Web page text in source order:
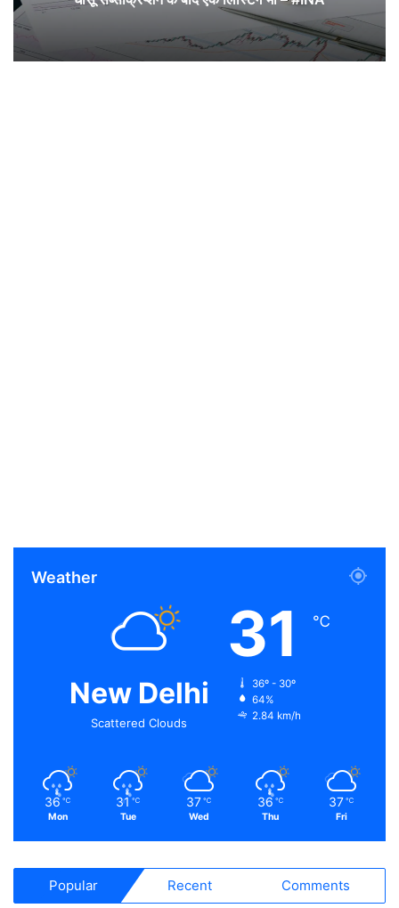
Weather
New Delhi
Scattered Clouds
31 ℃
36º - 30º
64%
2.84 km/h
36 ℃
Mon
31 ℃
Tue
37 ℃
Wed
36 ℃
Thu
37 ℃
Fri
Popular Recent Comments